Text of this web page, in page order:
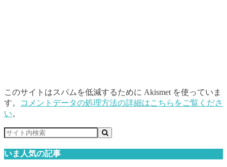
このサイトはスパムを低減するために Akismet を使っていま
す。
コメントデータの処理方法の詳細はこちらをご覧くださ
い。
いま人気の記事